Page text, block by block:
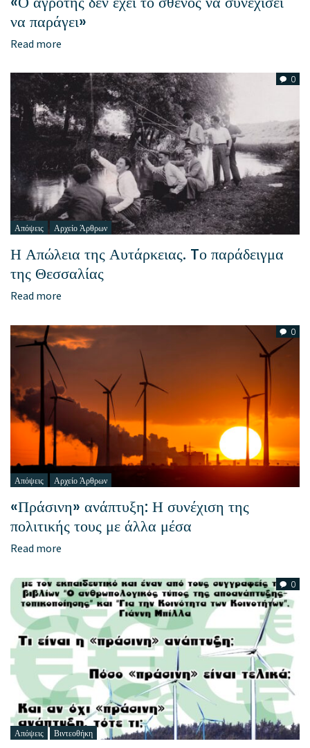
να παράγει»
Read more
0
Απόψεις Αρχείο Άρθρων
Η Απώλεια της Αυτάρκειας. Tο παράδειγμα
της Θεσσαλίας
Read more
0
Απόψεις Αρχείο Άρθρων
«Πράσινη» ανάπτυξη: Η συνέχιση της
πολιτικής τους με άλλα μέσα
Read more
0
Απόψεις Βιντεοθήκη